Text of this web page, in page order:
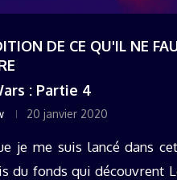
DE CE QU'IL NE
: Partie 4
20 janvier 2020
je me suis lancé dans
du fonds qui découvrent